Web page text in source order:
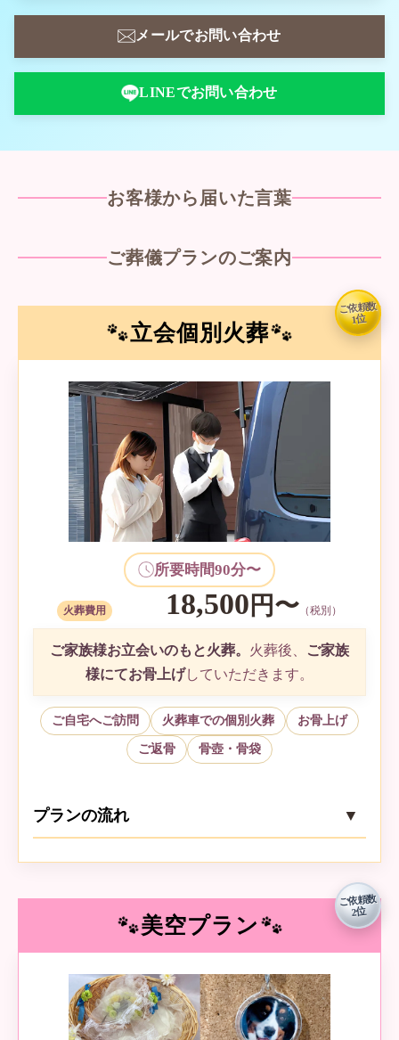
メールでお問い合わせ
LINEでお問い合わせ
お客様から届いた言葉
ご葬儀プランのご案内
立会個別火葬
ご依頼数
1位
所要時間90分〜
火葬費用 18,500 円〜 （税別）
ご家族様お立会いのもと火葬。 火葬後、
ご家族
様にてお骨上げしていただきます。
ご自宅へご訪問 火葬車での個別火葬 お骨上げ
ご返骨 骨壺・骨袋
プランの流れ
1
専任スタッフがご訪問・お預かりいた
します。
個別火葬（立会）
火葬車にて個別で火葬。ご家族立会の
美空プラン
ご依頼数
2位